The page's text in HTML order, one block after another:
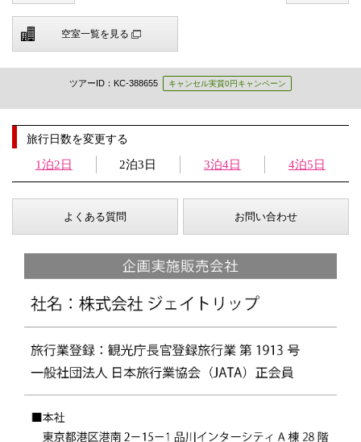
空室一覧を見る
ツアーID：KC-388655 キャンセル実質0円キャンペーン
旅行日数を変更する
1泊2日 2泊3日 3泊4日 4泊5日
よくある質問 お問い合わせ